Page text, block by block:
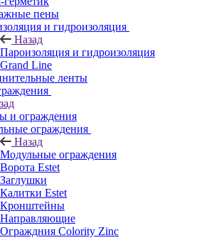
пены
и гидроизоляция
Назад
Пароизоляция и гидроизоляция
Grand Line
ленты
и ограждения
ограждения
Назад
Модульные ограждения
Ворота Estet
Заглушки
Калитки Estet
Кронштейны
Направляющие
Ограждния Colority Zinc